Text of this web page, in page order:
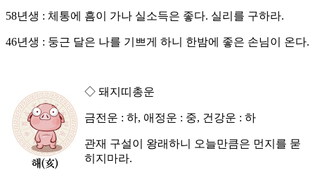
58년생 : 체통에 흠이 가나 실소득은 좋다. 실리를 구하라.
46년생 : 둥근 달은 나를 기쁘게 하니 한밤에 좋은 손님이 온다.
◇ 돼지띠총운
금전운 : 하, 애정운 : 중, 건강운 : 하
관재 구설이 왕래하니 오늘만큼은 먼지를 묻
히지마라.